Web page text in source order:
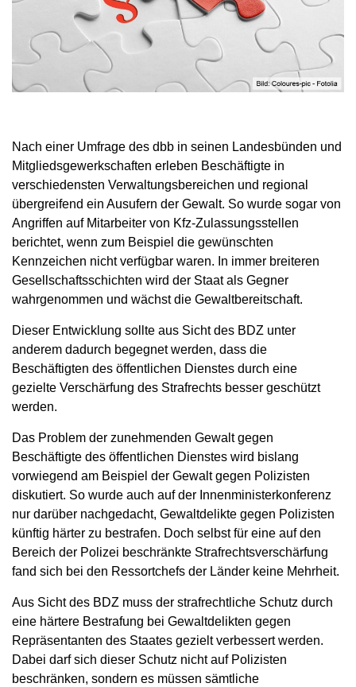
Nach einer Umfrage des dbb in seinen Landesbünden und
Mitgliedsgewerkschaften erleben Beschäftigte in
verschiedensten Verwaltungsbereichen und regional
übergreifend ein Ausufern der Gewalt. So wurde sogar von
Angriffen auf Mitarbeiter von Kfz-Zulassungsstellen
berichtet, wenn zum Beispiel die gewünschten
Kennzeichen nicht verfügbar waren. In immer breiteren
Gesellschaftsschichten wird der Staat als Gegner
wahrgenommen und wächst die Gewaltbereitschaft.
Dieser Entwicklung sollte aus Sicht des BDZ unter
anderem dadurch begegnet werden, dass die
Beschäftigten des öffentlichen Dienstes durch eine
gezielte Verschärfung des Strafrechts besser geschützt
werden.
Das Problem der zunehmenden Gewalt gegen
Beschäftigte des öffentlichen Dienstes wird bislang
vorwiegend am Beispiel der Gewalt gegen Polizisten
diskutiert. So wurde auch auf der Innenministerkonferenz
nur darüber nachgedacht, Gewaltdelikte gegen Polizisten
künftig härter zu bestrafen. Doch selbst für eine auf den
Bereich der Polizei beschränkte Strafrechtsverschärfung
fand sich bei den Ressortchefs der Länder keine Mehrheit.
Aus Sicht des BDZ muss der strafrechtliche Schutz durch
eine härtere Bestrafung bei Gewaltdelikten gegen
Repräsentanten des Staates gezielt verbessert werden.
Dabei darf sich dieser Schutz nicht auf Polizisten
beschränken, sondern es müssen sämtliche